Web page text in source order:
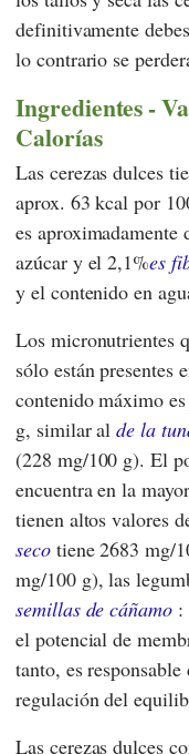
definitivamente
lo contrario se
Ingredientes -
Calorías
Las cerezas dulces
aprox. 63 kcal por
es
azúcar y el 2,1%es
y el contenido en
Los micronutrientes
sólo están presentes
contenido máximo
g, similar alde la
(228 mg/100 g). El
encuentra en la
tienen altos valores
secotiene 2683 mg/
mg/100 g), las
semillas de cáñamo :
el potencial de
tanto, es
regulación del
Las cerezas dulces